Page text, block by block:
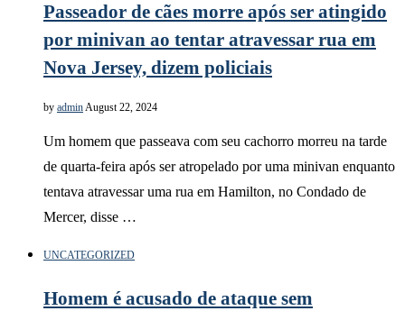
Passeador de cães morre após ser atingido
por minivan ao tentar atravessar rua em
Nova Jersey, dizem policiais
by adminAugust 22, 2024
Um homem que passeava com seu cachorro morreu na tarde
de quarta-feira após ser atropelado por uma minivan enquanto
tentava atravessar uma rua em Hamilton, no Condado de
Mercer, disse …
UNCATEGORIZED
Homem é acusado de ataque sem